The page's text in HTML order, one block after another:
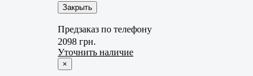
Закрыть
Предзаказ по телефону
2098 грн.
Уточнить наличие
×